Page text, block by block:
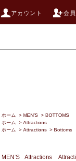
アカウント 会
ホーム > MEN’S > BOTTOMS
ホーム
> Attractions
ホーム
> Attractions > Bottoms
MEN’S Attractions